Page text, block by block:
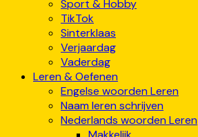
Sport & Hobby
TikTok
Sinterklaas
Verjaardag
Vaderdag
Leren & Oefenen
Engelse woorden Leren
Naam leren schrijven
Nederlands woorden Leren